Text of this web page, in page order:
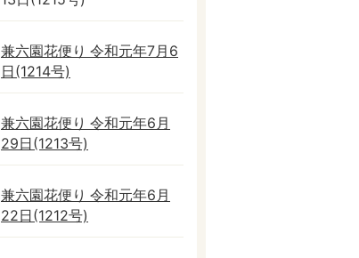
兼六園花便り 令和元年7月6
日(1214号)
兼六園花便り 令和元年6月
29日(1213号)
兼六園花便り 令和元年6月
22日(1212号)